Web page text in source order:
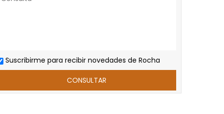
Suscribirme para recibir novedades de Rocha